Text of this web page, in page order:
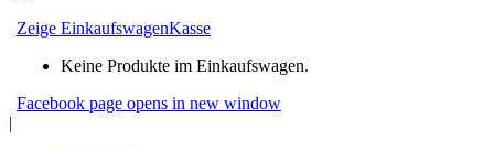
Zeige EinkaufswagenKasse
Keine Produkte im Einkaufswagen.
Facebook page opens in new window
|